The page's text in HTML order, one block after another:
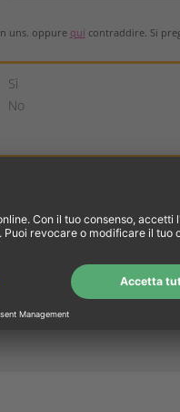
uns. oppure qui contraddire. Si
Sì
No
Si prega di
solo quando
raccolta